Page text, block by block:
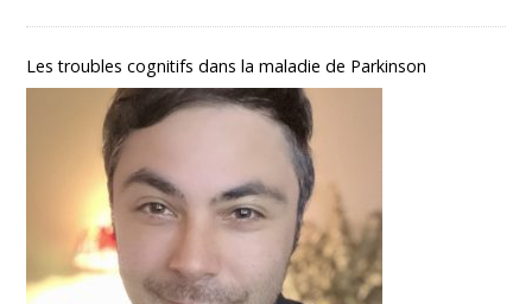
Les troubles cognitifs dans la maladie de Parkinson